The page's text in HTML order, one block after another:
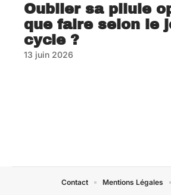
Oublier sa pilule
que faire selon le
cycle ?
13 juin 2026
Contact Mentions Légales